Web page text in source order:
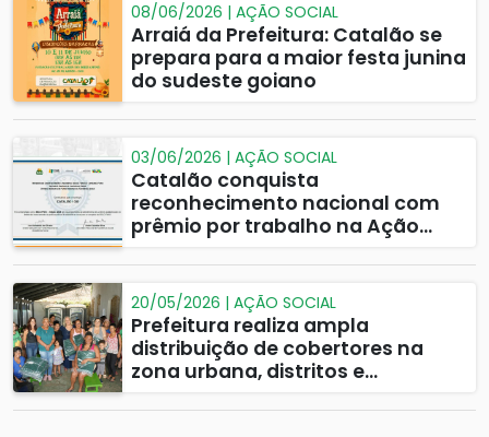
08/06/2026 | AÇÃO SOCIAL
Arraiá da Prefeitura: Catalão se
prepara para a maior festa junina
do sudeste goiano
03/06/2026 | AÇÃO SOCIAL
Catalão conquista
reconhecimento nacional com
prêmio por trabalho na Ação
20/05/2026 | AÇÃO SOCIAL
Prefeitura realiza ampla
distribuição de cobertores na
zona urbana, distritos e